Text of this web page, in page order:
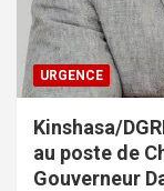
URGENCE
Kinshasa/
au poste de
Gouverneur